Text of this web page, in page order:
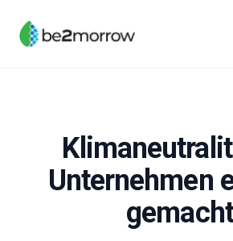
be2morrow
Unternehmen
gemacht